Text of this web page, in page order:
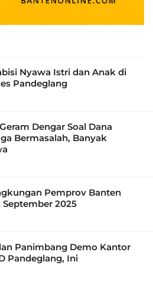
Nyawa Istri dan Anak di
Pandeglang
Dengar Soal Dana
Bermasalah, Banyak
Pemprov Banten
2025
Panimbang Demo Kantor
Pandeglang, Ini